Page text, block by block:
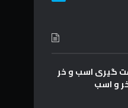
گیری اسب و خر
و اسب